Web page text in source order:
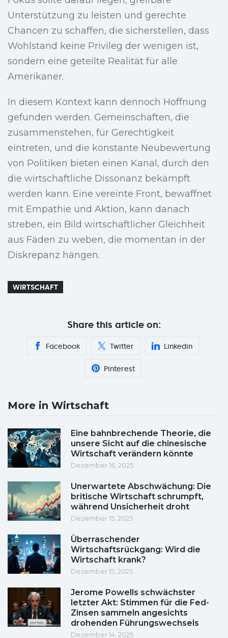
Unterstützung zu leisten und gerechte
Chancen zu schaffen, die sicherstellen, dass
Wohlstand keine Privileg der wenigen ist,
sondern eine geteilte Realität für alle
Amerikaner.
In diesem Kontext kann dennoch Hoffnung
gefunden werden. Gemeinschaften, die
zusammenstehen, für Gerechtigkeit
eintreten, und die konstante Neubewertung
von Politiken bieten einen Kanal, durch den
die wirtschaftliche Dissonanz bekämpft
werden kann. Eine vereinte Front, bewaffnet
mit Empathie und Aktion, kann danach
streben, ein Bild wirtschaftlicher Gleichheit
aus Fäden zu weben, die momentan in der
Diskrepanz hängen.
WIRTSCHAFT
Share this article on:
Facebook Twitter Linkedin
Pinterest
More in Wirtschaft
Eine bahnbrechende Theorie, die
unsere Sicht auf die chinesische
Wirtschaft verändern könnte
Dezember 16, 2025
Unerwartete Abschwächung: Die
britische Wirtschaft schrumpft,
während Unsicherheit droht
Dezember 15, 2025
Überraschender
Wirtschaftsrückgang: Wird die
Wirtschaft krank?
Dezember 15, 2025
Jerome Powells schwächster
letzter Akt: Stimmen für die Fed-
Zinsen sammeln angesichts
drohenden Führungswechsels
Dezember 14, 2025